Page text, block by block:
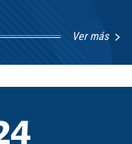
Ver más